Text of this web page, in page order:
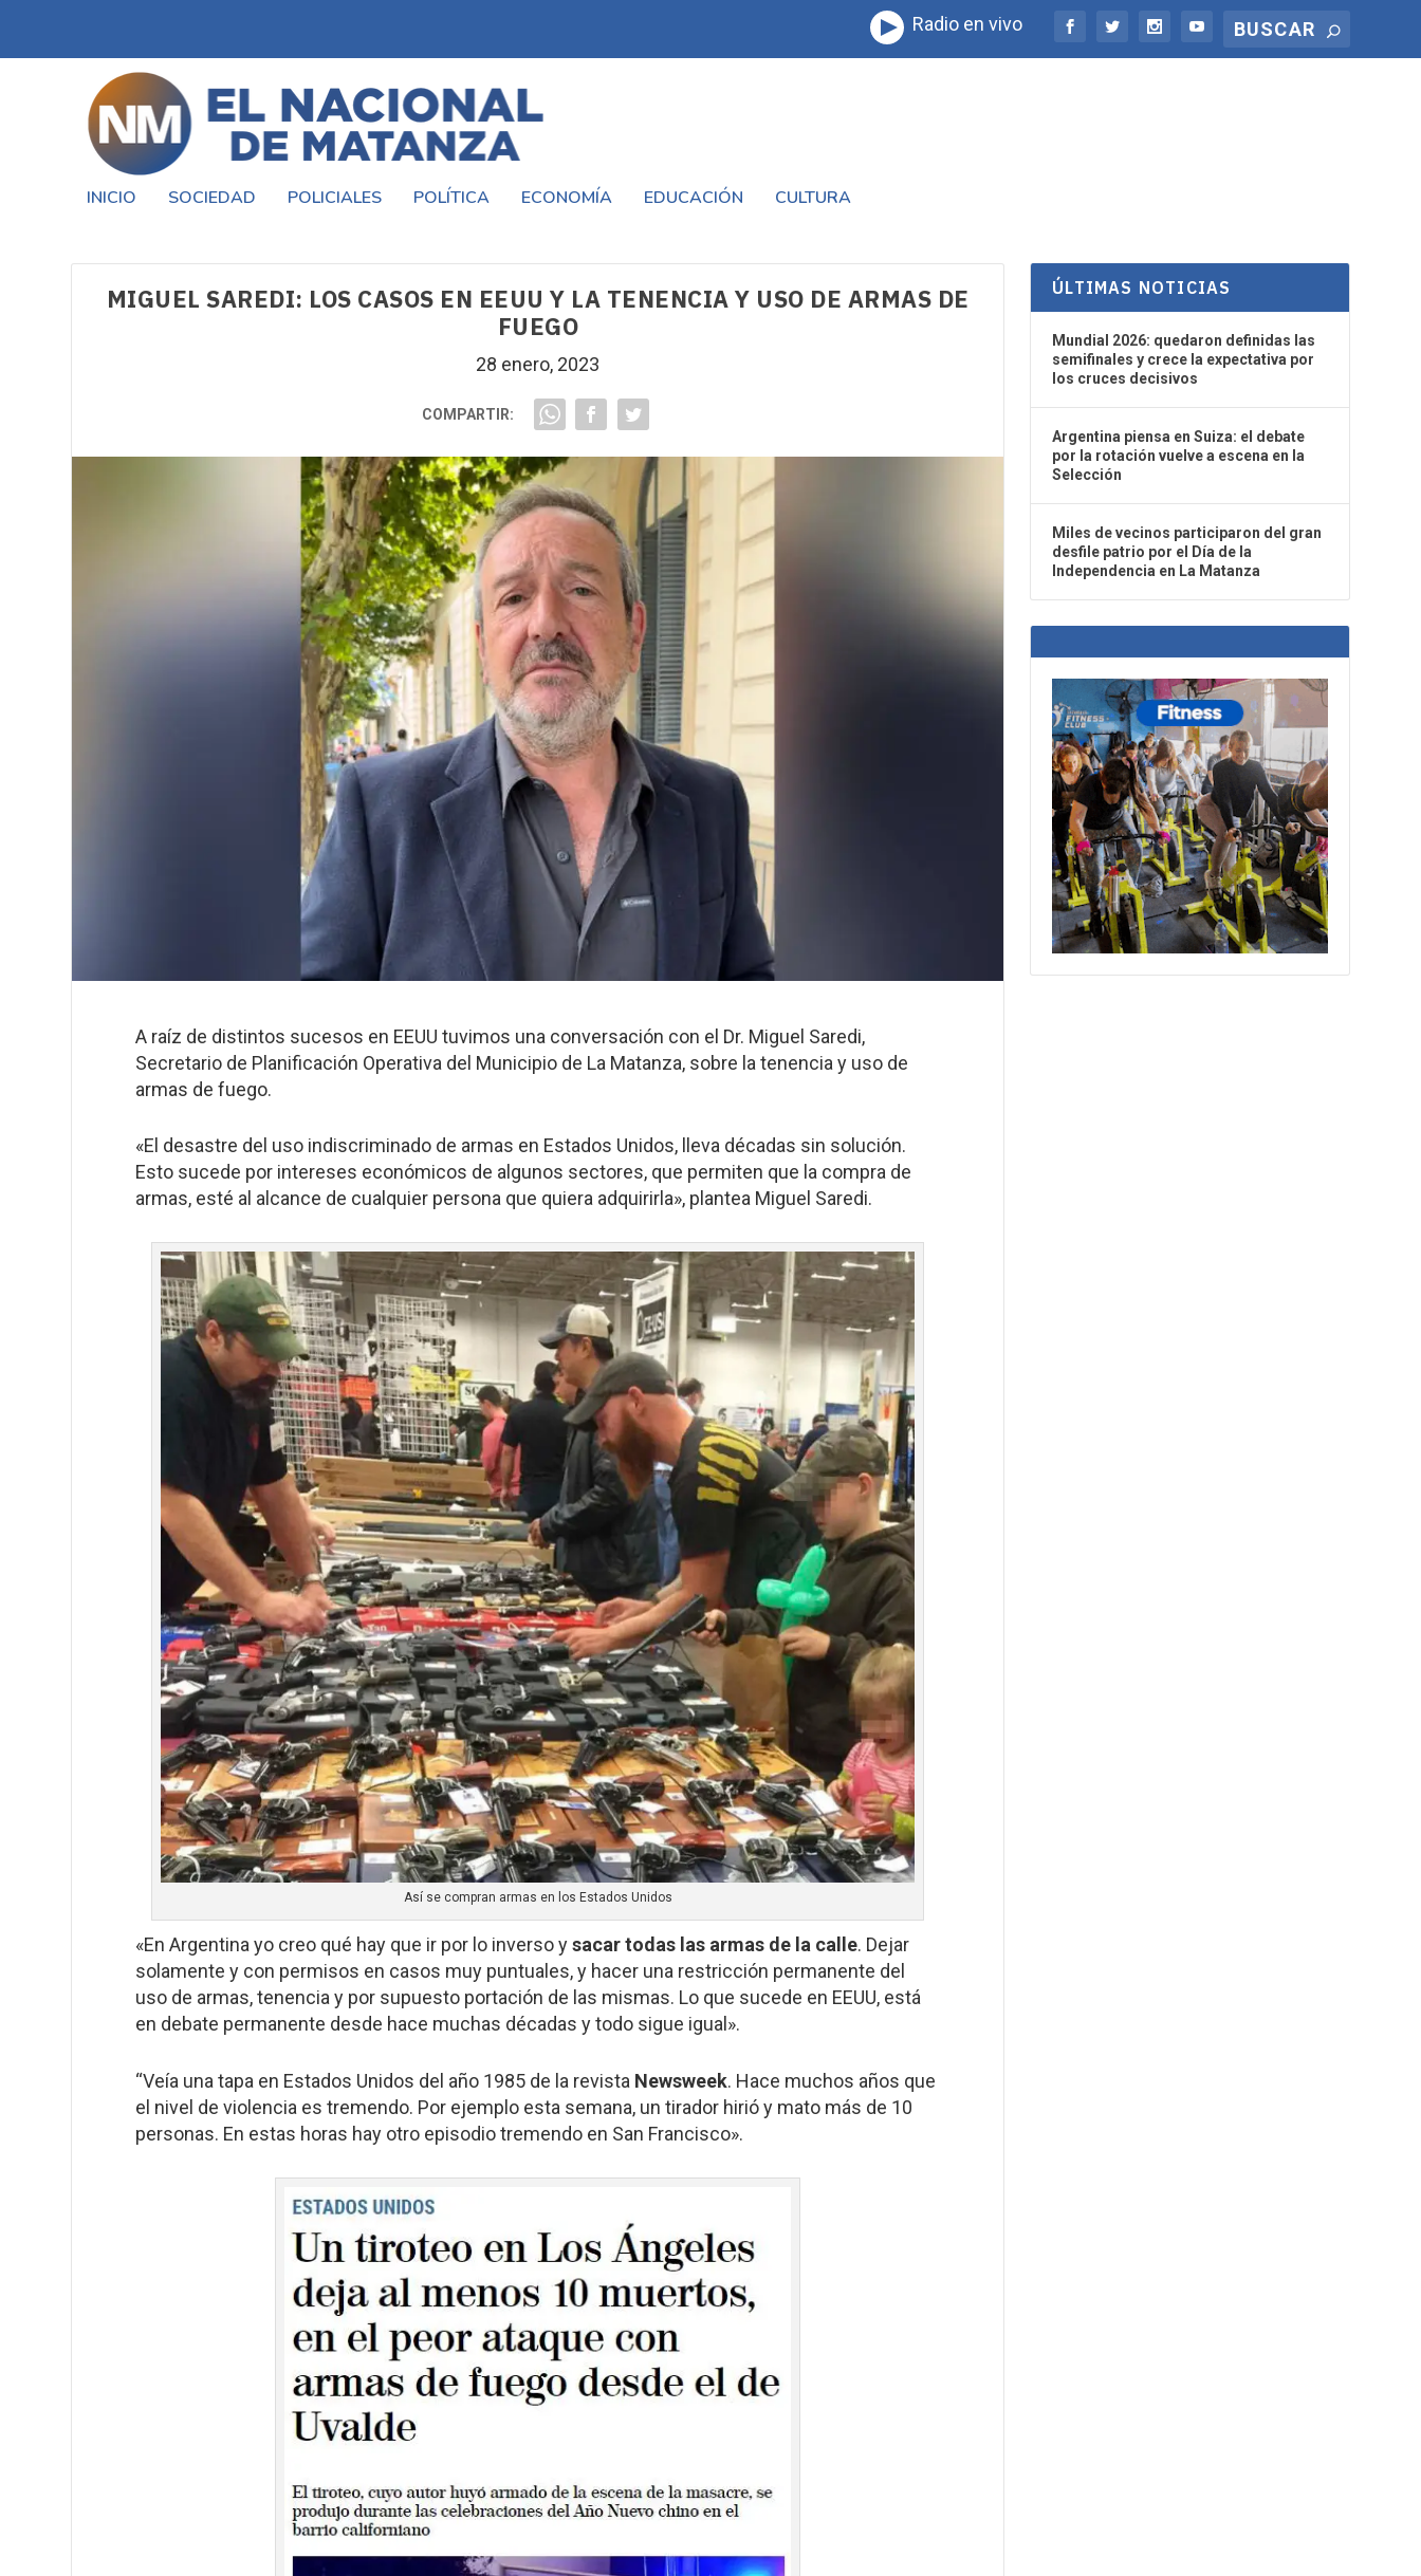
Radio en vivo
INICIO SOCIEDAD POLICIALES POLÍTICA ECONOMÍA EDUCACIÓN CULTURA
MIGUEL SAREDI: LOS CASOS EN EEUU Y LA TENENCIA Y USO DE ARMAS DE
FUEGO
28 enero, 2023
COMPARTIR:
A raíz de distintos sucesos en EEUU tuvimos una conversación con el Dr. Miguel Saredi,
Secretario de Planificación Operativa del Municipio de La Matanza, sobre la tenencia y uso de
armas de fuego.
«El desastre del uso indiscriminado de armas en Estados Unidos, lleva décadas sin solución.
Esto sucede por intereses económicos de algunos sectores, que permiten que la compra de
armas, esté al alcance de cualquier persona que quiera adquirirla», plantea Miguel Saredi.
Así se compran armas en los Estados Unidos
«En Argentina yo creo qué hay que ir por lo inverso ysacar todas las armas de la calle. Dejar
solamente y con permisos en casos muy puntuales, y hacer una restricción permanente del
uso de armas, tenencia y por supuesto portación de las mismas. Lo que sucede en EEUU, está
en debate permanente desde hace muchas décadas y todo sigue igual».
“Veía una tapa en Estados Unidos del año 1985 de la revista Newsweek. Hace muchos años que
el nivel de violencia es tremendo. Por ejemplo esta semana, un tirador hirió y mato más de 10
personas. En estas horas hay otro episodio tremendo en San Francisco».
ÚLTIMAS NOTICIAS
Mundial 2026: quedaron definidas las
semifinales y crece la expectativa por
los cruces decisivos
Argentina piensa en Suiza: el debate
por la rotación vuelve a escena en la
Selección
Miles de vecinos participaron del gran
desfile patrio por el Día de la
Independencia en La Matanza